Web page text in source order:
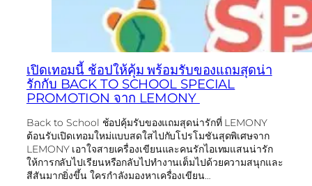
เปิดเทอมนี้ ช้อปให้คุ้ม พร้อมรับของแถมสุดน่า
รักกับ BACK TO SCHOOL SPECIAL
PROMOTION จาก LEMONY
Back to School ช้อปคุ้มรับของแถมสุดน่ารักที่ LEMONY
ต้อนรับเปิดเทอมใหม่แบบสดใสไปกับโปรโมชันสุดพิเศษจาก
LEMONY เอาใจสายเครื่องเขียนและคนรักไอเทมแสนน่ารัก
ให้การกลับไปเรียนหรือกลับไปทำงานเต็มไปด้วยความสนุกและ
สีสันมากยิ่งขึ้น ใครกำลังมองหาเครื่องเขียน…